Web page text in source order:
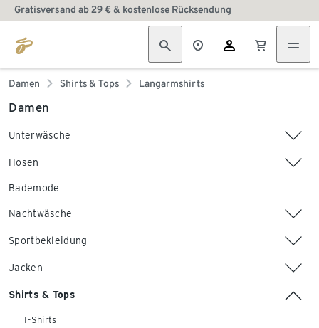
Gratisversand ab 29 € & kostenlose Rücksendung
Damen Shirts & Tops Langarmshirts
Damen
Unterwäsche
Hosen
Bademode
Nachtwäsche
Sportbekleidung
Jacken
Shirts & Tops
T-Shirts